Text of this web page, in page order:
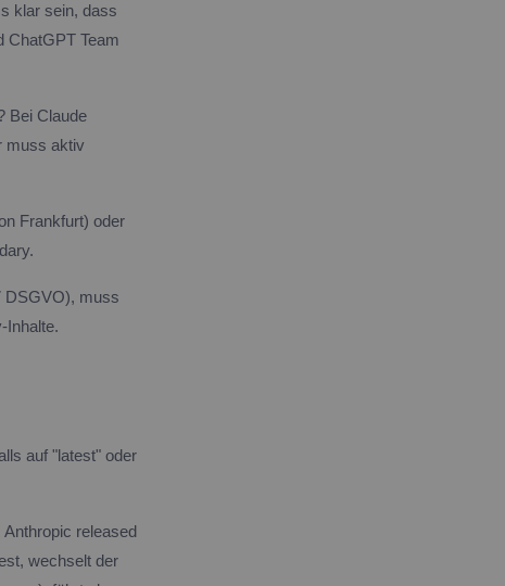
klar sein, dass
ChatGPT Team
Bei Claude
muss aktiv
Frankfurt) oder
DSGVO), muss
Inhalte.
auf "latest" oder
released
wechselt der